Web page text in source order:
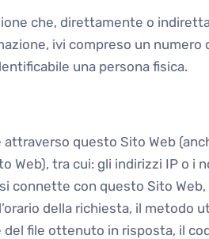
che, direttamente o
ivi compreso un numero
una persona fisica.
questo Sito Web
Web), tra cui: gli indirizzi IP o i
connette con questo Sito Web,
della richiesta, il metodo
del file ottenuto in risposta, il